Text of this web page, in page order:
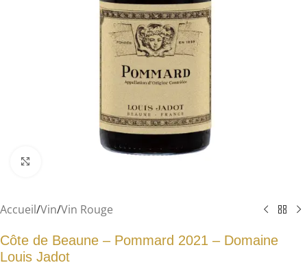
Accueil/Vin/Vin Rouge
Côte de Beaune – Pommard 2021 – Domaine
Louis Jadot